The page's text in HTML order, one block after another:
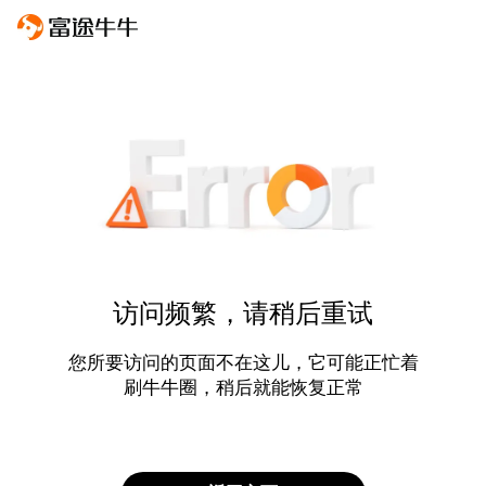
访问频繁，请稍后重试
您所要访问的页面不在这儿，它可能正忙着
刷牛牛圈，稍后就能恢复正常